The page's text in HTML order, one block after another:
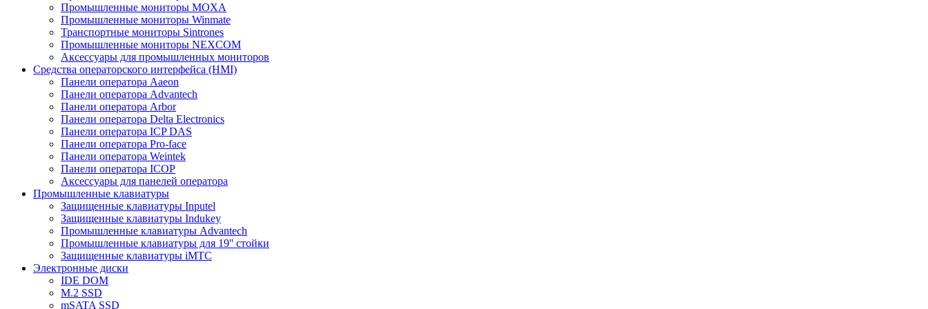
Промышленные мониторы MOXA
Промышленные мониторы Winmate
Транспортные мониторы Sintrones
Промышленные мониторы NEXCOM
Аксессуары для промышленных мониторов
Средства операторского интерфейса (HMI)
Панели оператора Aaeon
Панели оператора Advantech
Панели оператора Arbor
Панели оператора Delta Electronics
Панели оператора ICP DAS
Панели оператора Pro-face
Панели оператора Weintek
Панели оператора ICOP
Аксессуары для панелей оператора
Промышленные клавиатуры
Защищенные клавиатуры Inputel
Защищенные клавиатуры Indukey
Промышленные клавиатуры Advantech
Промышленные клавиатуры для 19'' стойки
Защищенные клавиатуры iMTC
Электронные диски
IDE DOM
M.2 SSD
mSATA SSD